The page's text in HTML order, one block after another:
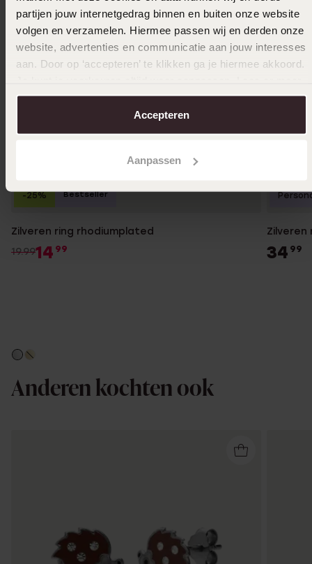
partijen jouw internetgedrag binnen en buiten onze website
volgen en verzamelen. Hiermee passen wij en derden onze
website, advertenties en communicatie aan jouw interesses
aan. Door op ‘accepteren’ te klikken ga je hiermee akkoord.
over in onscookiebeleid.
Accepteren
Aanpassen
Zilveren ring rhodiumplated
19.9914 99
-25% Bestseller
Zilveren
34 99
Anderen kochten ook